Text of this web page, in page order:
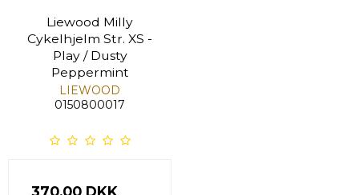
Liewood Milly
Cykelhjelm Str. XS -
Play / Dusty
Peppermint
LIEWOOD
0150800017
370,00 DKK